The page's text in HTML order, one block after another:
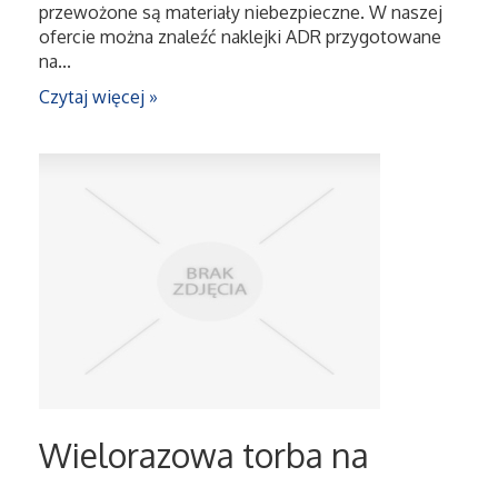
Ćwiczenia
Zajęcia Sportowe i Rekreacyjne
Serwis
Informatyczne
Fotografia
przewożone są materiały niebezpieczne. W naszej
ofercie można znaleźć naklejki ADR przygotowane
na...
Czytaj więcej »
Wielorazowa torba na